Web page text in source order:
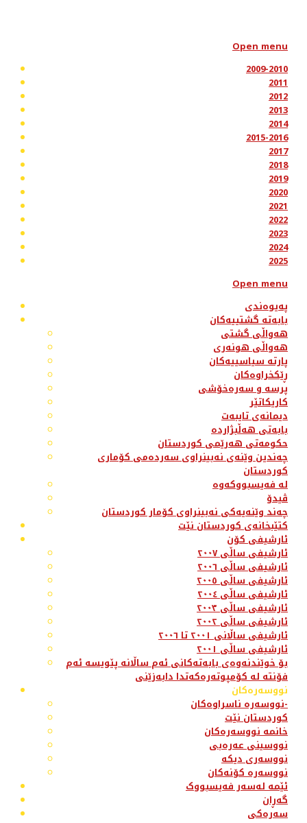
Open menu
2009-2010
2011
2012
2013
2014
2015-2016
2017
2018
2019
2020
2021
2022
2023
2024
2025
Open menu
پەیوەندی
بابەتە گشتییەکان
هەواڵی گشتی
هەواڵی هونەری
پارتە سیاسییەکان
ڕێکخراوەکان
پرسە و سەرەخۆشی
کاریکاتێر
دیمانەی تایبەت
بابەتی هەڵبژاردە
حکومەتی هەرێمی کوردستان
چەندین وێنەی نەبینراوی سەردەمی کۆماری
کوردستان
لە فەیسبووکەوە
ڤیدۆ
چەند وێنەیەکی نەبینراوی کۆمار کوردستان
کتێبخانەی کوردستان نێت
ئارشیفی کۆن
ئارشیفی ساڵی ٢٠٠٧
ئارشیفی ساڵی ٢٠٠٦
ئارشیفی ساڵی ٢٠٠٥
ئارشیفی ساڵی ٢٠٠٤
ئارشیفی ساڵی ٢٠٠٣
ئارشیفی ساڵی ٢٠٠٢
ئارشیفی ساڵانی ٢٠٠١ تا ٢٠٠٦
ئارشیفی ساڵی ٢٠٠١
بۆ خوێندنەوەی بابەتەکانی ئەم ساڵانە پێویسە ئەم
فۆنتە لە کۆمپوتەرەکەتدا دابەزێنی
نووسەرەکان
نووسەرە ناسراوەکان-
کوردستان نێت
خانمە نووسەرەکان
نووسینی عەرەبی
نووسەری دیکە
نووسەرە کۆنەکان
ئێمە لەسەر فەیسبووک
گەڕان
سەرەکی